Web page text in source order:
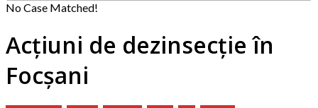
No Case Matched!
Acțiuni de dezinsecție în
Focșani